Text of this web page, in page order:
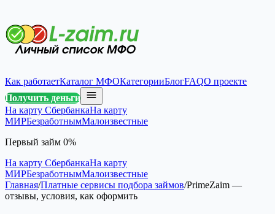
Как работаетКаталог МФОКатегорииБлогFAQО проекте
Получить деньги
На карту СбербанкаНа карту
МИРБезработнымМалоизвестные
Первый займ 0%
На карту СбербанкаНа карту
МИРБезработнымМалоизвестные
Главная/Платные сервисы подбора займов/PrimeZaim —
отзывы, условия, как оформить